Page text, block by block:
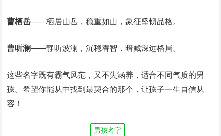
曹栖岳‌——栖居山岳，稳重如山，象征坚韧品格。‌
曹听澜‌——静听波澜，沉稳睿智，暗藏深远格局。
这些名字既有霸气风范，又不失涵养，适合不同气质的男
孩。希望你能从中找到最契合的那个，让孩子一生自信从
容！
男孩名字